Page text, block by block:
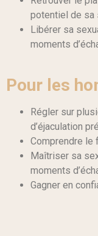
potentiel de sa
Libérer sa
moments
Pour les
Régler sur
d’éjaculation
Comprendre le
Maîtriser sa
moments
Gagner en